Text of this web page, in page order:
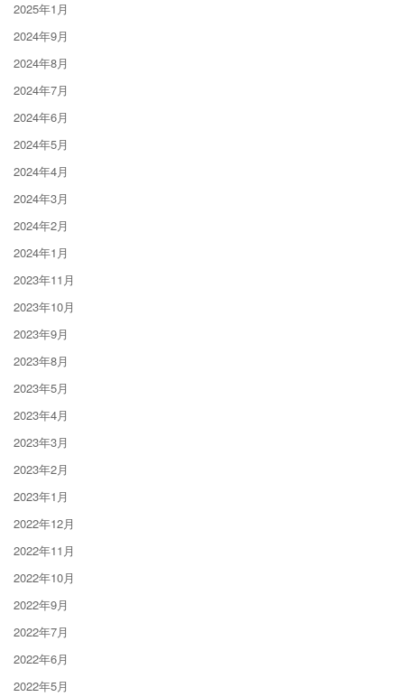
2025年1月
2024年9月
2024年8月
2024年7月
2024年6月
2024年5月
2024年4月
2024年3月
2024年2月
2024年1月
2023年11月
2023年10月
2023年9月
2023年8月
2023年5月
2023年4月
2023年3月
2023年2月
2023年1月
2022年12月
2022年11月
2022年10月
2022年9月
2022年7月
2022年6月
2022年5月